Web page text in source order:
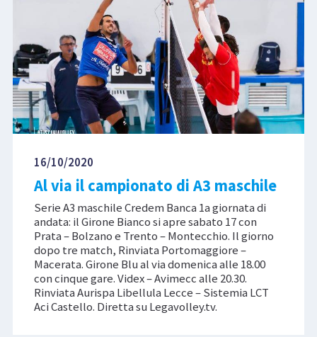
16/10/2020
Al via il campionato di A3 maschile
Serie A3 maschile Credem Banca 1a giornata di
andata: il Girone Bianco si apre sabato 17 con
Prata – Bolzano e Trento – Montecchio. Il giorno
dopo tre match, Rinviata Portomaggiore –
Macerata. Girone Blu al via domenica alle 18.00
con cinque gare. Videx – Avimecc alle 20.30.
Rinviata Aurispa Libellula Lecce – Sistemia LCT
Aci Castello. Diretta su Legavolley.tv.